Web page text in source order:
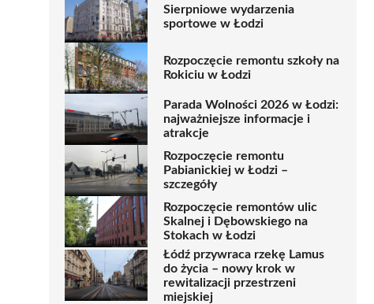
Sierpniowe wydarzenia
sportowe w Łodzi
Rozpoczęcie remontu szkoły na
Rokiciu w Łodzi
Parada Wolności 2026 w Łodzi:
najważniejsze informacje i
atrakcje
Rozpoczęcie remontu
Pabianickiej w Łodzi –
szczegóły
Rozpoczęcie remontów ulic
Skalnej i Dębowskiego na
Stokach w Łodzi
Łódź przywraca rzekę Lamus
do życia – nowy krok w
rewitalizacji przestrzeni
miejskiej